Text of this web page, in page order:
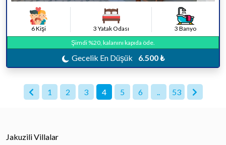
6 Kişi 3 Yatak Odası
3 Banyo
Şimdi %20, kalanını kapıda öde.
Gecelik En Düşük 6.500 ₺
1 2 3 4 5 6 .. 53
Jakuzili Villalar